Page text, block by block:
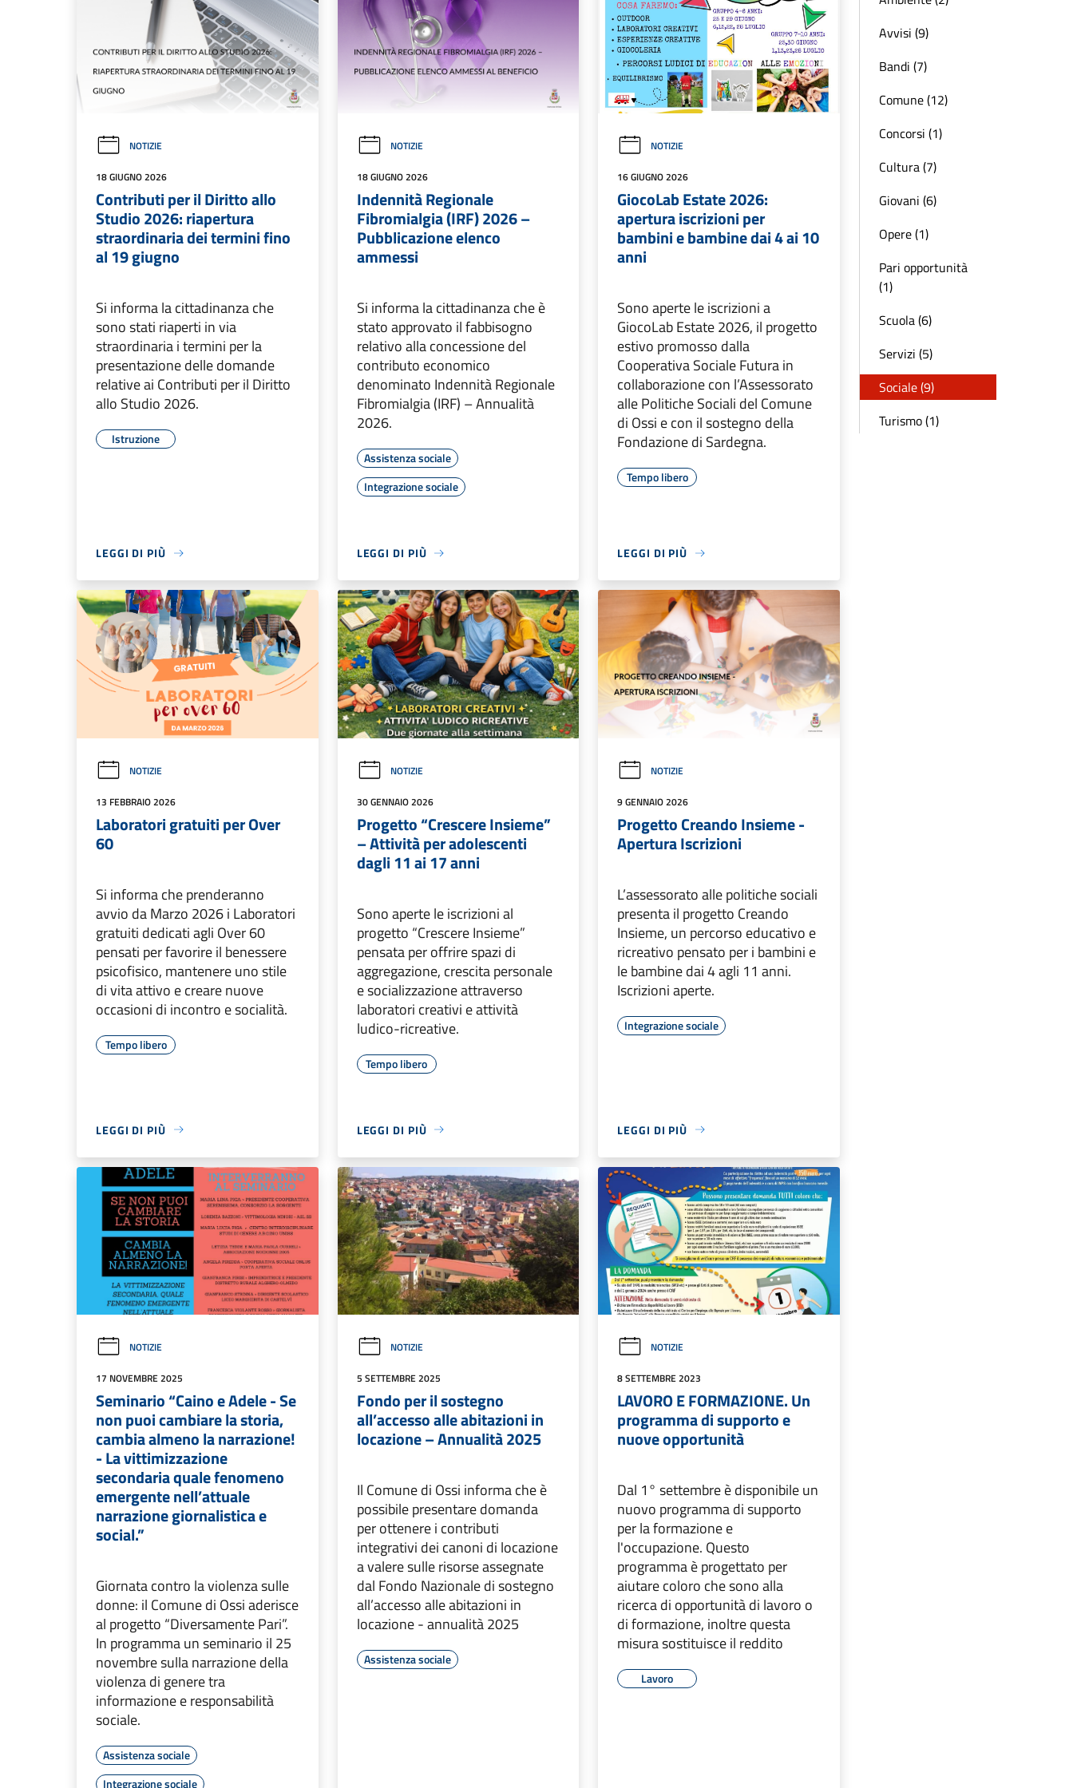
NOTIZIE
18 GIUGNO 2026
Contributi per il Diritto allo
Studio 2026: riapertura
straordinaria dei termini fino
al 19 giugno
Si informa la cittadinanza che
sono stati riaperti in via
straordinaria i termini per la
presentazione delle domande
relative ai Contributi per il Diritto
allo Studio 2026.
Istruzione
LEGGI DI PIÙ
NOTIZIE
18 GIUGNO 2026
Indennità Regionale
Fibromialgia (IRF) 2026 –
Pubblicazione elenco
ammessi
Si informa la cittadinanza che è
stato approvato il fabbisogno
relativo alla concessione del
contributo economico
denominato Indennità Regionale
Fibromialgia (IRF) – Annualità
2026.
Assistenza sociale
Integrazione sociale
LEGGI DI PIÙ
NOTIZIE
16 GIUGNO 2026
GiocoLab Estate 2026:
apertura iscrizioni per
bambini e bambine dai 4 ai 10
anni
Sono aperte le iscrizioni a
GiocoLab Estate 2026, il progetto
estivo promosso dalla
Cooperativa Sociale Futura in
collaborazione con l’Assessorato
alle Politiche Sociali del Comune
di Ossi e con il sostegno della
Fondazione di Sardegna.
Tempo libero
LEGGI DI PIÙ
NOTIZIE
13 FEBBRAIO 2026
Laboratori gratuiti per Over
60
Si informa che prenderanno
avvio da Marzo 2026 i Laboratori
gratuiti dedicati agli Over 60
pensati per favorire il benessere
psicofisico, mantenere uno stile
di vita attivo e creare nuove
occasioni di incontro e socialità.
Tempo libero
LEGGI DI PIÙ
NOTIZIE
30 GENNAIO 2026
Progetto “Crescere Insieme”
– Attività per adolescenti
dagli 11 ai 17 anni
Sono aperte le iscrizioni al
progetto “Crescere Insieme”
pensata per offrire spazi di
aggregazione, crescita personale
e socializzazione attraverso
laboratori creativi e attività
ludico-ricreative.
Tempo libero
LEGGI DI PIÙ
NOTIZIE
9 GENNAIO 2026
Progetto Creando Insieme -
Apertura Iscrizioni
L’assessorato alle politiche sociali
presenta il progetto Creando
Insieme, un percorso educativo e
ricreativo pensato per i bambini e
le bambine dai 4 agli 11 anni.
Iscrizioni aperte.
Integrazione sociale
LEGGI DI PIÙ
NOTIZIE
17 NOVEMBRE 2025
Seminario “Caino e Adele - Se
non puoi cambiare la storia,
cambia almeno la narrazione!
- La vittimizzazione
secondaria quale fenomeno
emergente nell’attuale
narrazione giornalistica e
social.”
Giornata contro la violenza sulle
donne: il Comune di Ossi aderisce
al progetto “Diversamente Pari”.
In programma un seminario il 25
novembre sulla narrazione della
violenza di genere tra
informazione e responsabilità
sociale.
Assistenza sociale
Integrazione sociale
NOTIZIE
5 SETTEMBRE 2025
Fondo per il sostegno
all’accesso alle abitazioni in
locazione – Annualità 2025
Il Comune di Ossi informa che è
possibile presentare domanda
per ottenere i contributi
integrativi dei canoni di locazione
a valere sulle risorse assegnate
dal Fondo Nazionale di sostegno
all’accesso alle abitazioni in
locazione - annualità 2025
Assistenza sociale
NOTIZIE
8 SETTEMBRE 2023
LAVORO E FORMAZIONE. Un
programma di supporto e
nuove opportunità
Dal 1° settembre è disponibile un
nuovo programma di supporto
per la formazione e
l'occupazione. Questo
programma è progettato per
aiutare coloro che sono alla
ricerca di opportunità di lavoro o
di formazione, inoltre questa
misura sostituisce il reddito
Lavoro
Avvisi (9)
Bandi (7)
Comune (12)
Concorsi (1)
Cultura (7)
Giovani (6)
Opere (1)
Pari opportunità
(1)
Scuola (6)
Servizi (5)
Sociale (9)
Turismo (1)